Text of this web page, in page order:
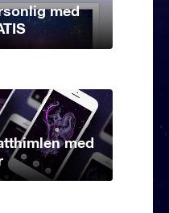
med
med